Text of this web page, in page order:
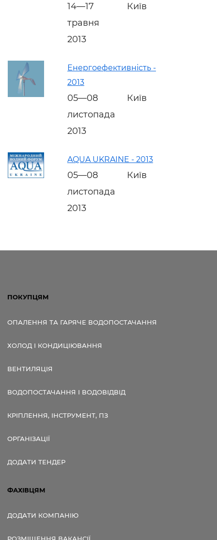
14—17
травня
2013
Київ
Енергоефективність -
2013
05—08
листопада
2013
Київ
AQUA UKRAINE - 2013
05—08
листопада
2013
Київ
ПОКУПЦЯМ
ОПАЛЕННЯ ТА ГАРЯЧЕ ВОДОПОСТАЧАННЯ
ХОЛОД І КОНДИЦІЮВАННЯ
ВЕНТИЛЯЦІЯ
ВОДОПОСТАЧАННЯ І ВОДОВІДВІД
КРІПЛЕННЯ, ІНСТРУМЕНТ, ПЗ
ОРГАНІЗАЦІЇ
ДОДАТИ ТЕНДЕР
ФАХІВЦЯМ
ДОДАТИ КОМПАНІЮ
РОЗМІЩЕННЯ ВАКАНСІЇ